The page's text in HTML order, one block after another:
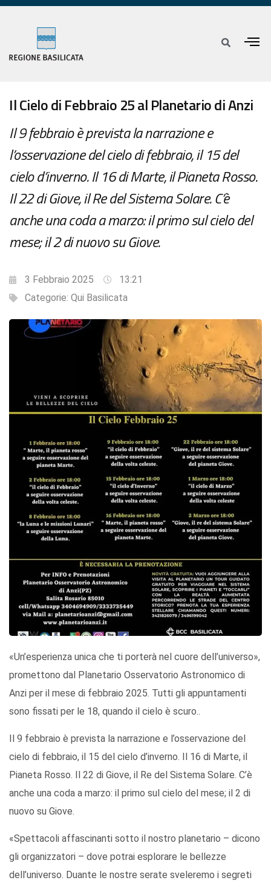
Il Cielo di Febbraio 25 al Planetario di Anzi
Il 9 febbraio è prevista la narrazione e
l’osservazione del cielo di febbraio, il 15 del
cielo d’inverno. Il 16 di Marte, il Pianeta Rosso.
Il 22 di Giove, il Re del Sistema Solare. C’è
anche una coda a marzo: il primo sul cielo del
mese; il 2 di nuovo su Giove.
3 Febbraio 2025
13:21
Categorie: Qui Basilicata
«Un’esperienza unica che ti porterà nel cuore dell’universo»,
promettono dal Planetario Osservatorio Astronomico di
Anzi per il mese di febbraio 2025. Tutti gli appuntamenti
sono fissati per le 18, quando il cielo è scuro..
Il 9 febbraio è prevista la narrazione e l’osservazione del
cielo di febbraio, il 15 del cielo d’inverno. Il 16 di Marte, il
Pianeta Rosso. Il 22 di Giove, il Re del Sistema Solare. C’è
anche una coda a marzo: il primo sul cielo del mese; il 2 di
nuovo su Giove.
«Spettacoli affascinanti sotto il nostro planetario – dicono
gli organizzatori – dove potrai esplorare le bellezze
dell’universo. Duante le nostre serate sveleremo i segreti